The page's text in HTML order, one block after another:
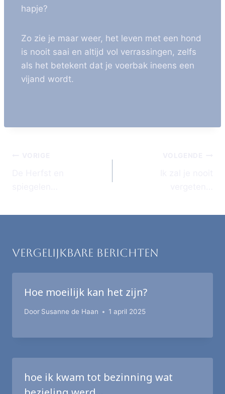
hapje?
Zo zie je maar weer, het leven met een hond
is nooit saai en altijd vol verrassingen, zelfs
als het betekent dat je voerbak ineens een
vijand wordt.
Vergelijkbare berichten
Hoe moeilijk kan het zijn?
Door Susanne de Haan 1 april 2025
hoe ik kwam tot bezinning wat